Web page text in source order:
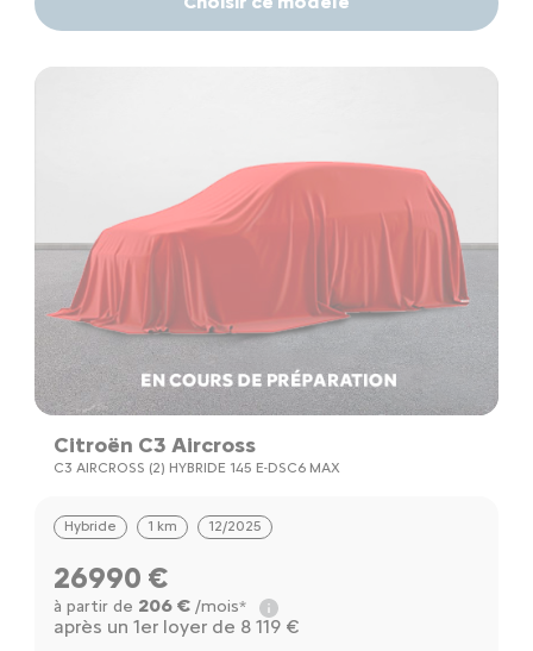
Citroën C3 Aircross
C3 AIRCROSS (2) HYBRIDE 145 E-DSC6 MAX
Hybride 1 km 12/2025
26990 €
à partir de 206 €/mois*
après un 1er loyer de 8 119 €